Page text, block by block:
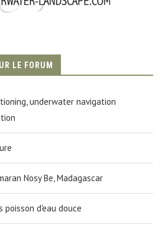
LE FORUM
underwater navigation
Nosy Be, Madagascar
d'eau douce